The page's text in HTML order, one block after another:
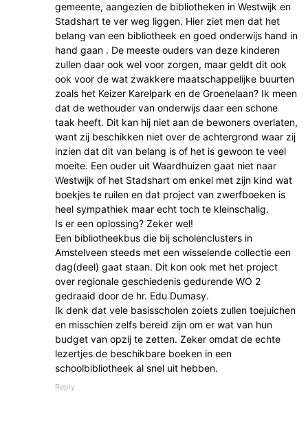
gemeente, aangezien de bibliotheken in Westwijk en
Stadshart te ver weg liggen. Hier ziet men dat het
belang van een bibliotheek en goed onderwijs hand in
hand gaan . De meeste ouders van deze kinderen
zullen daar ook wel voor zorgen, maar geldt dit ook
ook voor de wat zwakkere maatschappelijke buurten
zoals het Keizer Karelpark en de Groenelaan? Ik meen
dat de wethouder van onderwijs daar een schone
taak heeft. Dit kan hij niet aan de bewoners overlaten,
want zij beschikken niet over de achtergrond waar zij
inzien dat dit van belang is of het is gewoon te veel
moeite. Een ouder uit Waardhuizen gaat niet naar
Westwijk of het Stadshart om enkel met zijn kind wat
boekjes te ruilen en dat project van zwerfboeken is
heel sympathiek maar echt toch te kleinschalig.
Is er een oplossing? Zeker wel!
Een bibliotheekbus die bij scholenclusters in
Amstelveen steeds met een wisselende collectie een
dag(deel) gaat staan. Dit kon ook met het project
over regionale geschiedenis gedurende WO 2
gedraaid door de hr. Edu Dumasy.
Ik denk dat vele basisscholen zoiets zullen toejuichen
en misschien zelfs bereid zijn om er wat van hun
budget van opzij te zetten. Zeker omdat de echte
lezertjes de beschikbare boeken in een
schoolbibliotheek al snel uit hebben.
Reply